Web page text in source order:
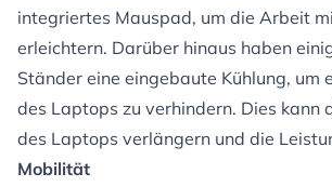
integriertes Mauspad, um die Arbeit
erleichtern. Darüber hinaus haben
Ständer eine eingebaute Kühlung, um
des Laptops zu verhindern. Dies kann
des Laptops verlängern und die
Mobilität